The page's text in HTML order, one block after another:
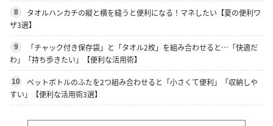
8
タオルハンカチの縦と横を縫うと便利になる！マネしたい【夏の便利ワ
ザ3選】
9
「チャック付き保存袋」と「タオル2枚」を組み合わせると…「快適だ
わ」「持ち歩きたい」【便利な活用術】
10
ペットボトルのふたを2つ組み合わせると「小さくて便利」「収納しや
すい」【便利な活用術3選】